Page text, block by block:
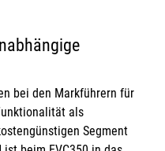
bei den Markführern für
als
Segment